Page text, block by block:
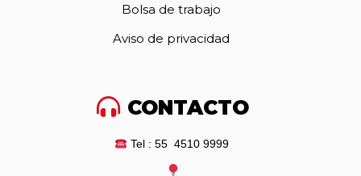
Bolsa de trabajo
Aviso de privacidad
CONTACTO
Tel : 55 4510 9999